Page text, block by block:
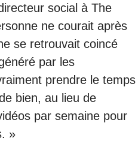
social à The
ne courait après
se retrouvait coincé
par les
prendre le temps
bien, au lieu de
par semaine pour
»